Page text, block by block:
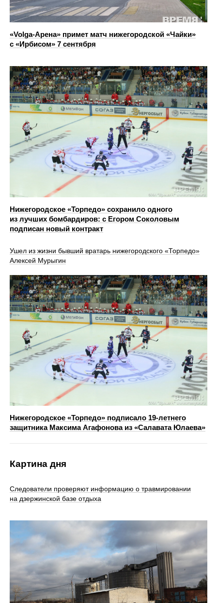
«Volga-Арена» примет матч нижегородской «Чайки»
с «Ирбисом» 7 сентября
Нижегородское «Торпедо» сохранило одного
из лучших бомбардиров: с Егором Соколовым
подписан новый контракт
Ушел из жизни бывший вратарь нижегородского «Торпедо»
Алексей Мурыгин
Нижегородское «Торпедо» подписало 19‑летнего
защитника Максима Агафонова из «Салавата Юлаева»
Картина дня
Следователи проверяют информацию о травмировании
на дзержинской базе отдыха